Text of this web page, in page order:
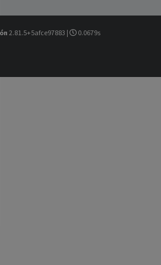
2.81.5+5afce97883 | 0.0679s